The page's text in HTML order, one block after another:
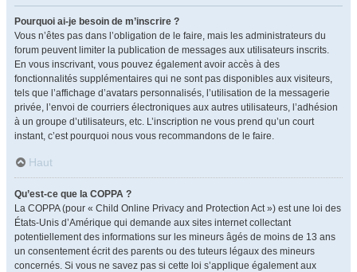
Pourquoi ai-je besoin de m’inscrire ?
Vous n’êtes pas dans l’obligation de le faire, mais les administrateurs du
forum peuvent limiter la publication de messages aux utilisateurs inscrits.
En vous inscrivant, vous pouvez également avoir accès à des
fonctionnalités supplémentaires qui ne sont pas disponibles aux visiteurs,
tels que l’affichage d’avatars personnalisés, l’utilisation de la messagerie
privée, l’envoi de courriers électroniques aux autres utilisateurs, l’adhésion
à un groupe d’utilisateurs, etc. L’inscription ne vous prend qu’un court
instant, c’est pourquoi nous vous recommandons de le faire.
Haut
Qu’est-ce que la COPPA ?
La COPPA (pour « Child Online Privacy and Protection Act ») est une loi des
États-Unis d’Amérique qui demande aux sites internet collectant
potentiellement des informations sur les mineurs âgés de moins de 13 ans
un consentement écrit des parents ou des tuteurs légaux des mineurs
concernés. Si vous ne savez pas si cette loi s’applique également aux